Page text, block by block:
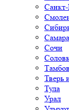
Самара
Сочи
Тамбов
Тверь
Тула
Урал